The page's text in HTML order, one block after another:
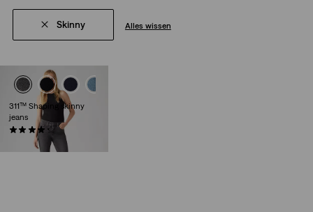
Skinny Alles wissen
311™ Shaping skinny
jeans
(2556)
€ 89,95